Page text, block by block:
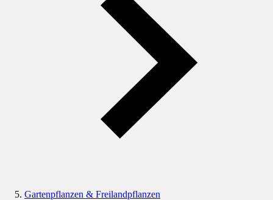
Gartenpflanzen & Freilandpflanzen